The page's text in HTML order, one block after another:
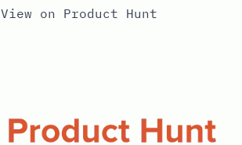
View on Product Hunt